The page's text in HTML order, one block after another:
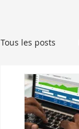
Tous les posts
Droit social